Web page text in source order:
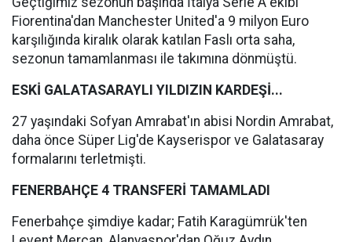
Fiorentina'dan Manchester United'a 9 milyon Euro
karşılığında kiralık olarak katılan Faslı orta saha,
sezonun tamamlanması ile takımına dönmüştü.
ESKİ GALATASARAYLI YILDIZIN KARDEŞİ...
27 yaşındaki Sofyan Amrabat'ın abisi Nordin Amrabat,
daha önce Süper Lig'de Kayserispor ve Galatasaray
formalarını terletmişti.
FENERBAHÇE 4 TRANSFERİ TAMAMLADI
Fenerbahçe şimdiye kadar; Fatih Karagümrük'ten